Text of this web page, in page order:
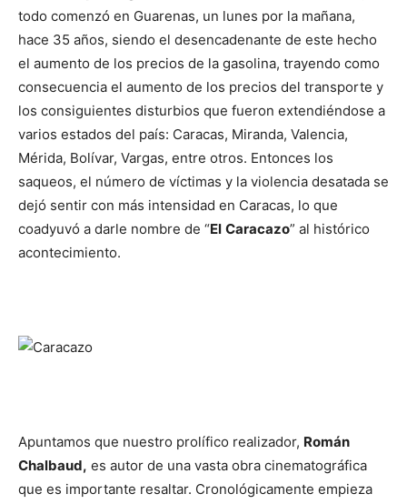
todo comenzó en Guarenas, un lunes por la mañana,
hace 35 años, siendo el desencadenante de este hecho
el aumento de los precios de la gasolina, trayendo como
consecuencia el aumento de los precios del transporte y
los consiguientes disturbios que fueron extendiéndose a
varios estados del país: Caracas, Miranda, Valencia,
Mérida, Bolívar, Vargas, entre otros. Entonces los
saqueos, el número de víctimas y la violencia desatada se
dejó sentir con más intensidad en Caracas, lo que
coadyuvó a darle nombre de “El Caracazo” al histórico
acontecimiento.
Apuntamos que nuestro prolífico realizador, Román
Chalbaud, es autor de una vasta obra cinematográfica
que es importante resaltar. Cronológicamente empieza